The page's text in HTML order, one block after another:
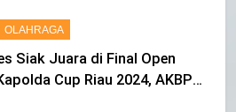
OLAHRAGA
Siak Juara di Final Open
Cup Riau 2024, AKBP